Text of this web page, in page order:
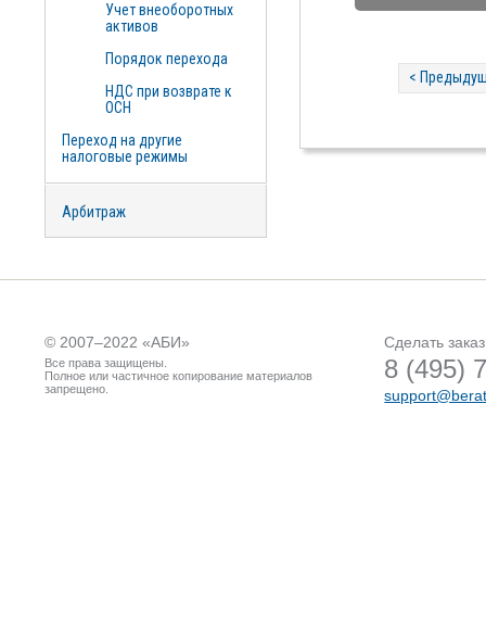
<
Учет внеоборотных
активов
Порядок перехода
НДС при возврате к
ОСН
Переход на другие
налоговые режимы
Арбитраж
© 2007–2022 «АБИ»
Все права защищены.
Полное или частичное копирование материалов
запрещено.
Сделать
8 (495)